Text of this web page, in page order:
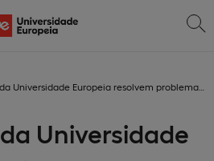
Europeia resolvem problemas às empresas
Universidade